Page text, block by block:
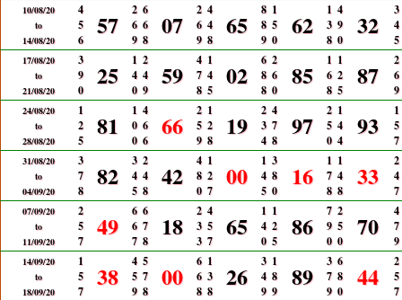
10/08/20
to
14/08/20
4
5
6
57
2
6
9
6
6
8
07
2
6
9
4
4
8
65
8
8
9
1
5
0
62
1
3
8
4
9
0
32
3
4
5
17/08/20
to
21/08/20
3
9
0
25
1
4
0
2
4
9
59
4
7
8
1
4
5
02
6
8
8
2
6
0
85
1
6
8
1
2
5
87
2
6
9
24/08/20
to
28/08/20
1
2
5
81
1
0
0
4
6
6
66
2
5
9
1
2
8
19
2
3
4
4
7
8
97
2
5
0
1
4
4
93
1
5
7
31/08/20
to
04/09/20
3
7
8
82
3
4
5
2
4
8
42
4
8
0
1
2
7
00
1
4
5
3
8
0
16
1
7
8
1
4
8
33
2
4
7
07/09/20
to
11/09/20
2
5
7
49
6
6
7
6
7
8
18
2
3
3
4
5
7
65
1
4
0
1
2
5
86
7
9
0
2
5
0
70
4
7
9
14/09/20
to
18/09/20
1
5
7
38
4
5
9
5
7
8
00
6
6
8
1
3
8
26
3
4
9
1
8
9
89
3
7
9
6
8
0
44
2
5
7